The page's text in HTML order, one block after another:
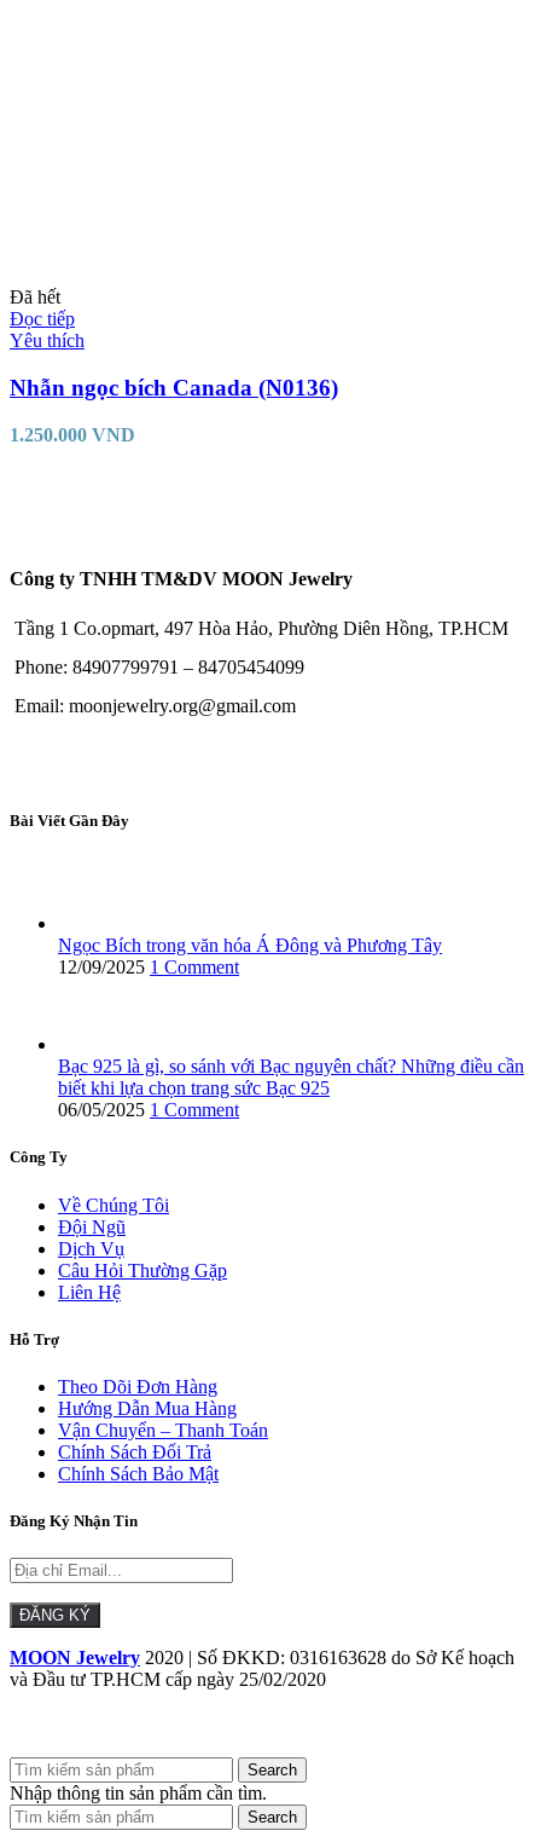
Đã hết
Đọc tiếp
Yêu thích
Nhẫn ngọc bích Canada (N0136)
1.250.000 VND
Công ty TNHH TM&DV MOON Jewelry
Tầng 1 Co.opmart, 497 Hòa Hảo, Phường Diên Hồng, TP.HCM
Phone: 84907799791 – 84705454099
Email: moonjewelry.org@gmail.com
Bài Viết Gần Đây
Ngọc Bích trong văn hóa Á Đông và Phương Tây
12/09/2025 1 Comment
Bạc 925 là gì, so sánh với Bạc nguyên chất? Những điều cần
biết khi lựa chọn trang sức Bạc 925
06/05/2025 1 Comment
Công Ty
Về Chúng Tôi
Đội Ngũ
Dịch Vụ
Câu Hỏi Thường Gặp
Liên Hệ
Hỗ Trợ
Theo Dõi Đơn Hàng
Hướng Dẫn Mua Hàng
Vận Chuyển – Thanh Toán
Chính Sách Đổi Trả
Chính Sách Bảo Mật
Đăng Ký Nhận Tin
MOON Jewelry 2020 | Số ĐKKD: 0316163628 do Sở Kế hoạch
và Đầu tư TP.HCM cấp ngày 25/02/2020
Search
Nhập thông tin sản phẩm cần tìm.
Search